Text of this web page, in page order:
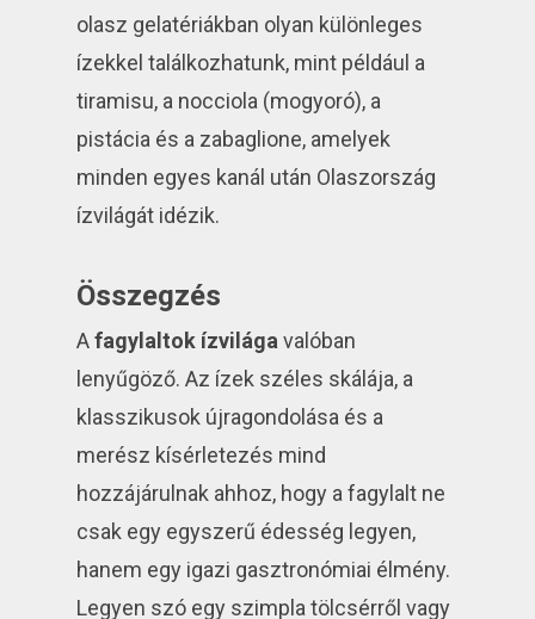
olasz gelatériákban olyan különleges
ízekkel találkozhatunk, mint például a
tiramisu, a nocciola (mogyoró), a
pistácia és a zabaglione, amelyek
minden egyes kanál után Olaszország
ízvilágát idézik.
Összegzés
Afagylaltok ízvilága valóban
lenyűgöző. Az ízek széles skálája, a
klasszikusok újragondolása és a
merész kísérletezés mind
hozzájárulnak ahhoz, hogy a fagylalt ne
csak egy egyszerű édesség legyen,
hanem egy igazi gasztronómiai élmény.
Legyen szó egy szimpla tölcsérről vagy